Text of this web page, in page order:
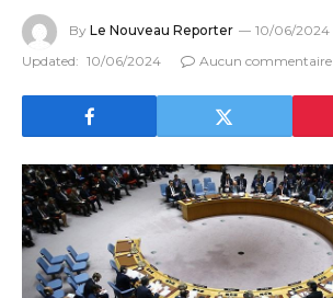
By Le Nouveau Reporter
10/06/2024
Updated: 10/06/2024 Aucun commentaire